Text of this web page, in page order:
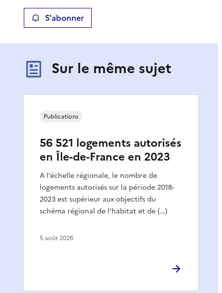
S'abonner
Sur le même sujet
56 521 logements autorisés
en Île-de-France en 2023
A l’échelle régionale, le nombre de
logements autorisés sur la période 2018-
2023 est supérieur aux objectifs du
schéma régional de l’habitat et de (…)
Publications
5 août 2026